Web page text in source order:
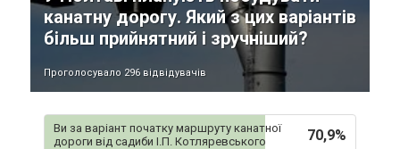
канатну дорогу. Який з цих варіантів
більш прийнятний і зручніший?
Проголосувало 296 відвідувачів
70,9%
Ви за варіант початку маршруту канатної
дороги від садиби І.П. Котляревського